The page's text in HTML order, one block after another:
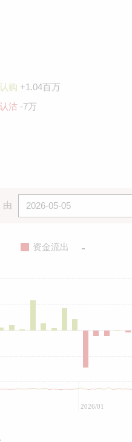
认购 +1.04百万
认沽 -7万
由
资金流出 -
2026/01